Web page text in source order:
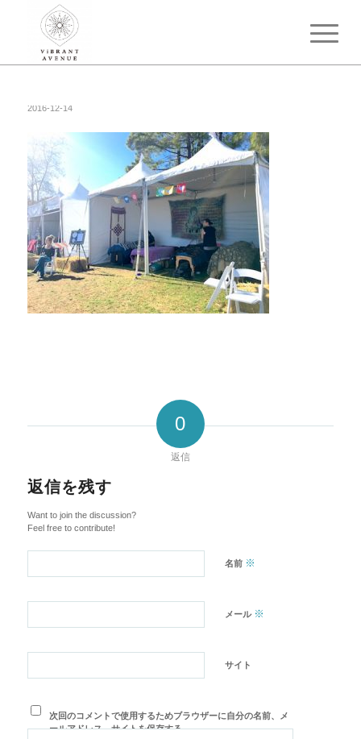
2016-12-14
0
返信
返信を残す
Want to join the discussion?
Feel free to contribute!
名前 ※
メール ※
サイト
次回のコメントで使用するためブラウザーに自分の名前、メ
ールアドレス、サイトを保存する。